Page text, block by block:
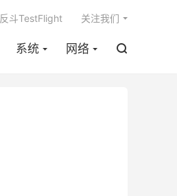
系统 网络 
反斗TestFlight 关注我们